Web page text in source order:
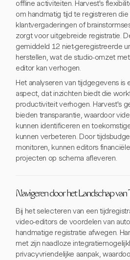
offline activiteiten. Harvest's
om handmatig tijd te registreren die
klantvergaderingen of
zorgt voor uitgebreide registratie.
gemiddeld 12 niet-geregistreerde
herstellen, wat de studio-omzet
editor kan verhogen.
Het analyseren van tijdgegevens is
aspect, dat inzichten biedt die
productiviteit verhogen. Harvest's
bieden transparantie, waardoor
kunnen identificeren en
kunnen verbeteren. Door
monitoren, kunnen editors
projecten op schema afleveren.
Navigeren door het Landschap van
Bij het selecteren van een
video-editors de voordelen van
handmatige registratie afwegen.
met zijn naadloze
privacyvriendelijke aanpak,